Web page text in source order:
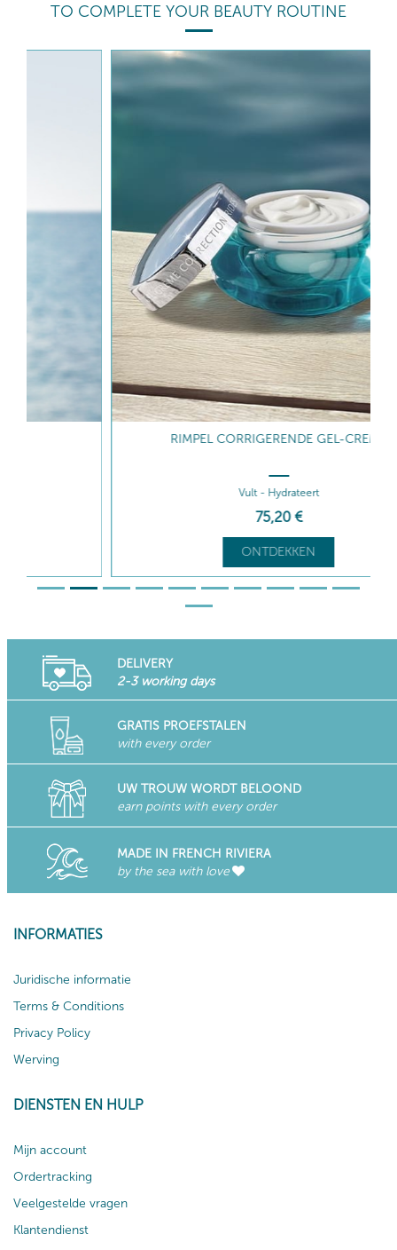
TO COMPLETE YOUR BEAUTY ROUTINE
RIMPEL CORRIGERENDE GEL-CREME
Vult - Hydrateert
DELIVERY
2-3 working days
GRATIS PROEFSTALEN
with every order
UW TROUW WORDT BELOOND
earn points with every order
MADE IN FRENCH RIVIERA
by the sea with love
INFORMATIES
Juridische informatie
Terms & Conditions
Privacy Policy
Werving
DIENSTEN EN HULP
Mijn account
Ordertracking
Veelgestelde vragen
Klantendienst